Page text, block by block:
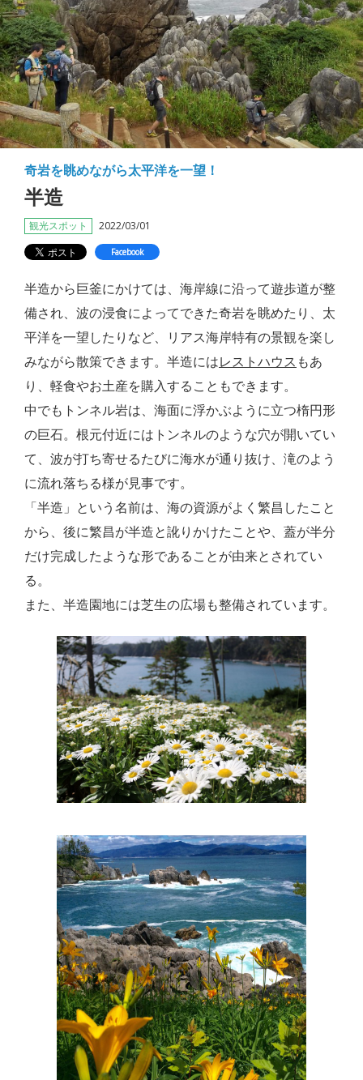
奇岩を眺めながら太平洋を一望！
半造
観光スポット 2022/03/01
Facebook
半造から巨釜にかけては、海岸線に沿って遊歩道が整
備され、波の浸食によってできた奇岩を眺めたり、太
平洋を一望したりなど、リアス海岸特有の景観を楽し
みながら散策できます。半造にはレストハウス もあ
り、軽食やお土産を購入することもできます。
中でもトンネル岩は、海面に浮かぶように立つ楕円形
の巨石。根元付近にはトンネルのような穴が開いてい
て、波が打ち寄せるたびに海水が通り抜け、滝のよう
に流れ落ちる様が見事です。
「半造」という名前は、海の資源がよく繁昌したこと
から、後に繁昌が半造と訛りかけたことや、蓋が半分
だけ完成したような形であることが由来とされてい
る。
また、半造園地には芝生の広場も整備されています。